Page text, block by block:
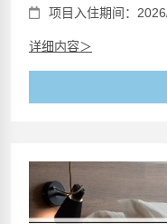
项目入住期间：
详细内容＞